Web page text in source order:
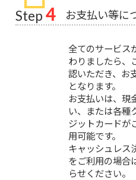
Step 4 お支払い等に
全てのサービス
わりましたら、
認いただき、お
となります。
お支払いは、現
い、または各種
ジットカードが
用可能です。
キャッシュレス
をご利用の場合
らせください。